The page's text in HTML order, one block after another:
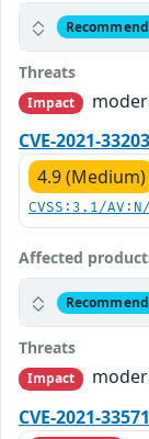
Threats
Impact
CVE-2021-33203
4.9 (Medium)
CVSS:3.1/
Affected
Threats
Impact
CVE-2021-33571